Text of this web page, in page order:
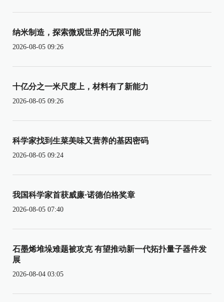
纳米制造，探索微观世界的无限可能
2026-08-05 09:26
十亿分之一米尺度上，材料有了新能力
2026-08-05 09:26
科学家找到生菜美味又营养的基因密码
2026-08-05 09:24
我国科学家首获威廉·诺德伯格奖章
2026-08-05 07:40
石墨烯堆垛难题被攻克 有望推动新一代拓扑量子器件发
展
2026-08-04 03:05